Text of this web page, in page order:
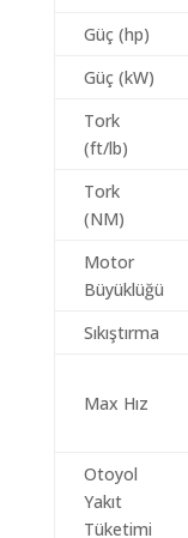
Güç (hp)
Güç (kW)
Tork
(ft/lb)
Tork
(NM)
Motor
Büyüklüğü
Sıkıştırma
Max Hız
Otoyol
Yakıt
Tüketimi